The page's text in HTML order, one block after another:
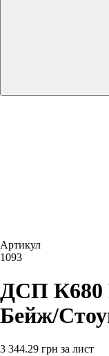
Артикул
1093
ДСП К680
Бейж/
3 344.29 грн за лист